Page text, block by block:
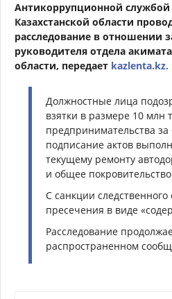
Антикоррупционной службой
Казахстанской области
расследование в отношении
руководителя отдела
области, передает kazlenta.kz.
Должностные лица
взятки в размере 10 млн
предпринимательства
подписание актов
текущему ремонту
и общее
С санкции
пресечения в виде
Расследование
распространенном